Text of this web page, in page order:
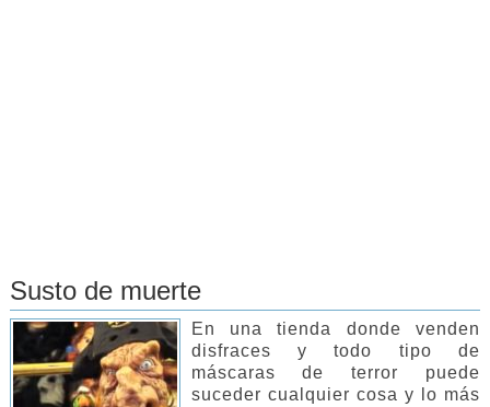
Susto de muerte
En una tienda donde venden
disfraces y todo tipo de
máscaras de terror puede
suceder cualquier cosa y lo más